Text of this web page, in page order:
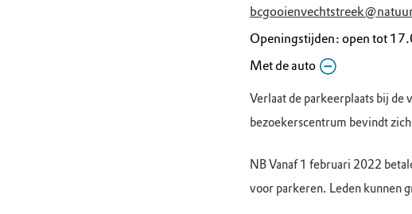
Openingstijden: open tot
Donderdag
Maandag
Gesloten
Dinsdag
10.00 - 17.00
Met de auto
Verlaat de parkeerplaats bij
bezoekerscentrum bevindt
NB Vanaf 1 februari 2022
voor parkeren. Leden kunnen